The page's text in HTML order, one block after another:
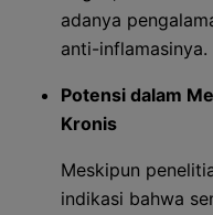
adanya
anti-inflamasinya.
Potensi dalam
Kronis
Meskipun
indikasi bahwa